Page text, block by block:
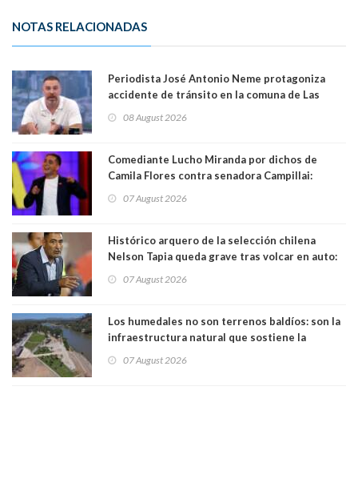
NOTAS RELACIONADAS
Periodista José Antonio Neme protagoniza
accidente de tránsito en la comuna de Las
08 August 2026
Comediante Lucho Miranda por dichos de
Camila Flores contra senadora Campillai:
forma de quitar dignidad"
07 August 2026
Histórico arquero de la selección chilena
Nelson Tapia queda grave tras volcar en auto:
07 August 2026
Los humedales no son terrenos baldíos: son la
infraestructura natural que sostiene la
07 August 2026